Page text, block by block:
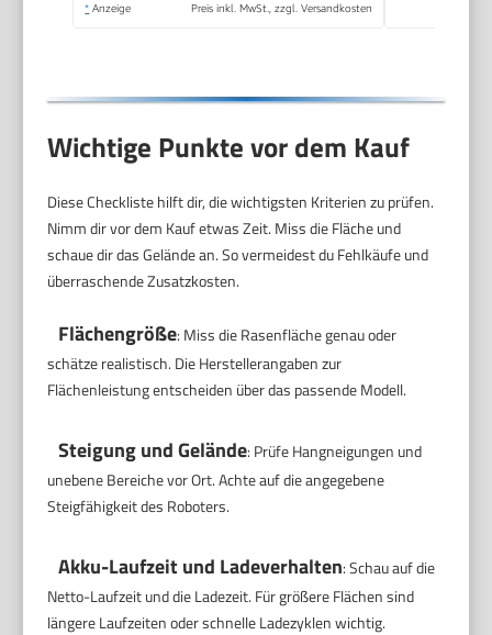
* Anzeige Preis inkl. MwSt., zzgl. Versandkosten
Wichtige Punkte vor dem Kauf
Diese Checkliste hilft dir, die wichtigsten Kriterien zu prüfen.
Nimm dir vor dem Kauf etwas Zeit. Miss die Fläche und
schaue dir das Gelände an. So vermeidest du Fehlkäufe und
überraschende Zusatzkosten.
Flächengröße: Miss die Rasenfläche genau oder
schätze realistisch. Die Herstellerangaben zur
Flächenleistung entscheiden über das passende Modell.
Steigung und Gelände: Prüfe Hangneigungen und
unebene Bereiche vor Ort. Achte auf die angegebene
Steigfähigkeit des Roboters.
Akku-Laufzeit und Ladeverhalten: Schau auf die
Netto-Laufzeit und die Ladezeit. Für größere Flächen sind
längere Laufzeiten oder schnelle Ladezyklen wichtig.